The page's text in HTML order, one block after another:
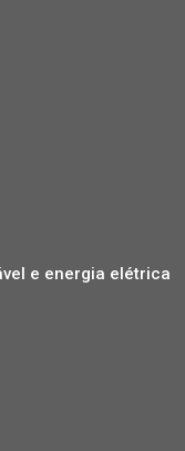
e energia elétrica